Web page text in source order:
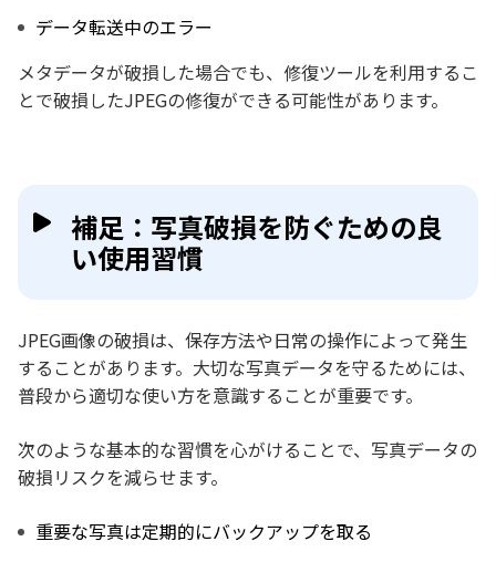
データ転送中のエラー
メタデータが破損した場合でも、修復ツールを利用するこ
とで破損したJPEGの修復ができる可能性があります。
補足：写真破損を防ぐための良
い使用習慣
JPEG画像の破損は、保存方法や日常の操作によって発生
することがあります。大切な写真データを守るためには、
普段から適切な使い方を意識することが重要です。
次のような基本的な習慣を心がけることで、写真データの
破損リスクを減らせます。
重要な写真は定期的にバックアップを取る